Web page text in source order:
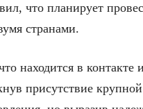
что планирует
странами.
находится в контакте
присутствие